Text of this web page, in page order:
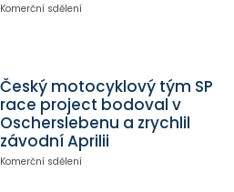
Komerční sdělení
Český motocyklový tým SP
race project bodoval v
Oscherslebenu a zrychlil
závodní Aprilii
Komerční sdělení